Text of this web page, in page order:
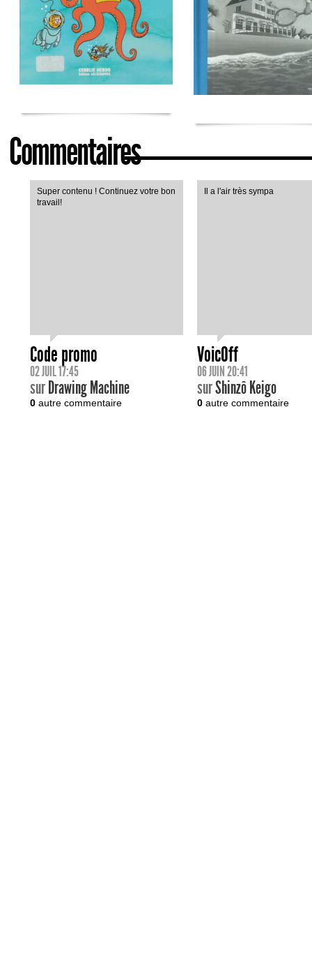
Commentaires
Super contenu ! Continuez votre bon
travail!
Code promo
02 JUIL 17:45
sur Drawing Machine
0autre commentaire
Il a l'air très sympa
VoicOff
06 JUIN 20:41
surShinzô Keigo
0autre commentaire